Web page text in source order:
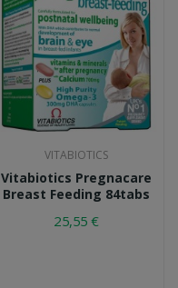
VITABIOTICS
Vitabiotics Pregnacare
Breast Feeding 84tabs
25,55 €